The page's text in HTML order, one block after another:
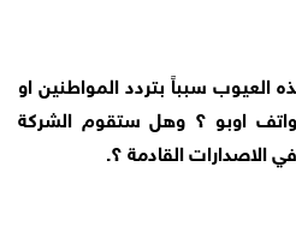
سبباً بتردد المواطنين او
اوبو ؟ وهل ستقوم الشركة
الاصدارات القادمة ؟.